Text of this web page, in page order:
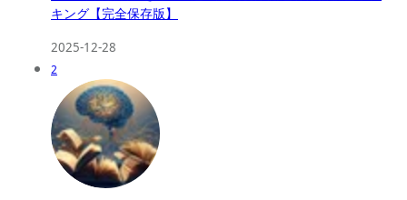
キング【完全保存版】
2025-12-28
2